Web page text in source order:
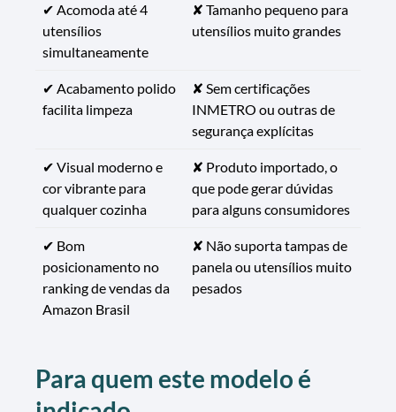
✔ Acomoda até 4
utensílios
simultaneamente
✘ Tamanho pequeno para
utensílios muito grandes
✔ Acabamento polido
facilita limpeza
✘ Sem certificações
INMETRO ou outras de
segurança explícitas
✔ Visual moderno e
cor vibrante para
qualquer cozinha
✘ Produto importado, o
que pode gerar dúvidas
para alguns consumidores
✔ Bom
posicionamento no
ranking de vendas da
Amazon Brasil
✘ Não suporta tampas de
panela ou utensílios muito
pesados
Para quem este modelo é